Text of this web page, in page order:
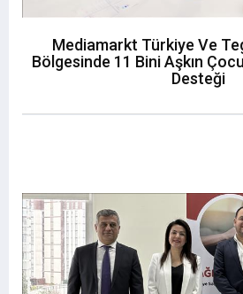
Mediamarkt Türkiye Ve
Bölgesinde 11 Bini Aşkın
Desteği